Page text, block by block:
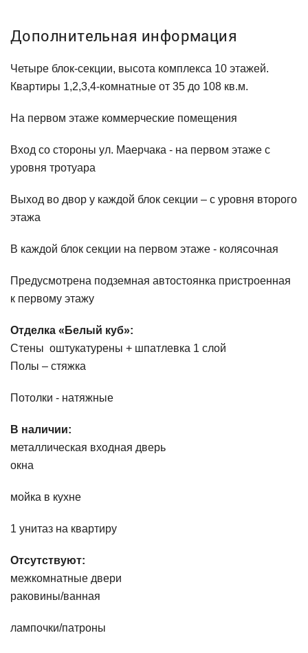
Дополнительная информация
Четыре блок-секции, высота комплекса 10 этажей.
Квартиры 1,2,3,4-комнатные от 35 до 108 кв.м.
На первом этаже коммерческие помещения
Вход со стороны ул. Маерчака - на первом этаже с
уровня тротуара
Выход во двор у каждой блок секции – с уровня второго
этажа
В каждой блок секции на первом этаже - колясочная
Предусмотрена подземная автостоянка пристроенная
к первому этажу
Отделка «Белый куб»:
Стены оштукатурены + шпатлевка 1 слой
Полы – стяжка
Потолки - натяжные
В наличии:
металлическая входная дверь
окна
мойка в кухне
1 унитаз на квартиру
Отсутствуют:
межкомнатные двери
раковины/ванная
лампочки/патроны